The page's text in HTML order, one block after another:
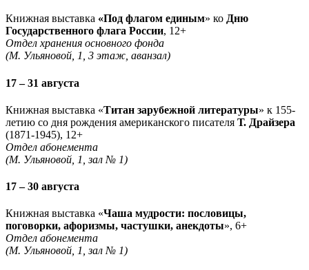
Книжная выставка «Под флагом единым» ко Дню
Государственного флага России, 12+
Отдел хранения основного фонда
(М. Ульяновой, 1, 3 этаж, аванзал)
17 – 31 августа
Книжная выставка «Титан зарубежной литературы» к 155-
летию со дня рождения американского писателя Т. Драйзера
(1871-1945), 12+
Отдел абонемента
(М. Ульяновой, 1, зал № 1)
17 – 30 августа
Книжная выставка «Чаша мудрости: пословицы,
поговорки, афоризмы, частушки, анекдоты», 6+
Отдел абонемента
(М. Ульяновой, 1, зал № 1)